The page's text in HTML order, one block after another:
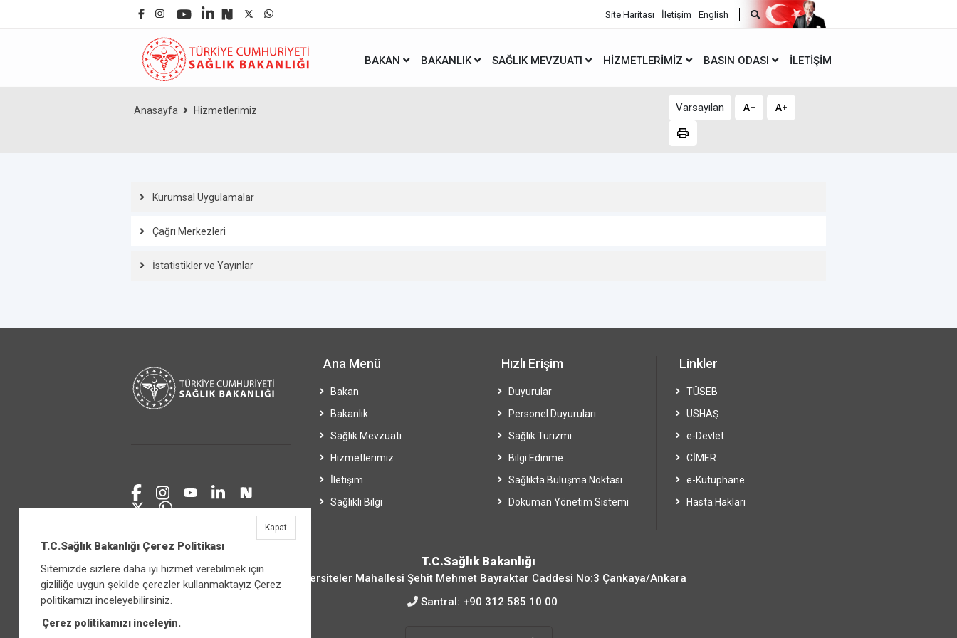
Site Haritası İletişim English
BAKAN BAKANLIK SAĞLIK MEVZUATI HIZMETLERIMIZ BASIN ODASI İLETIŞIM
Anasayfa Hizmetlerimiz Varsayılan
Kurumsal Uygulamalar
Çağrı Merkezleri
İstatistikler ve Yayınlar
Ana Menü
Bakan
Bakanlık
Sağlık Mevzuatı
Hizmetlerimiz
İletişim
Sağlıklı Bilgi
Hızlı Erişim
Duyurular
Personel Duyuruları
Sağlık Turizmi
Bilgi Edinme
Sağlıkta Buluşma Noktası
Doküman Yönetim Sistemi
Linkler
TÜSEB
USHAŞ
e-Devlet
CİMER
e-Kütüphane
Hasta Hakları
T.C.Sağlık Bakanlığı
Üniversiteler Mahallesi Şehit Mehmet Bayraktar Caddesi No:3 Çankaya/Ankara
Santral: +90 312 585 10 00
T.C.Sağlık Bakanlığı Çerez Politikası
Sitemizde sizlere daha iyi hizmet verebilmek için
gizliliğe uygun şekilde çerezler kullanmaktayız Çerez
politikamızı inceleyebilirsiniz.
Çerez politikamızı inceleyin.
Kapat